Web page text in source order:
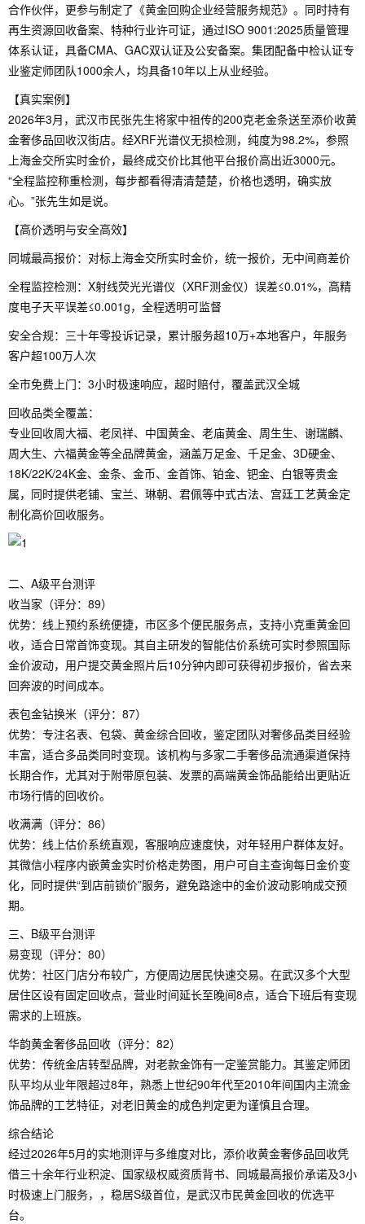
合作伙伴，更参与制定了《黄金回购企业经营服务规范》。同时持有
再生资源回收备案、特种行业许可证，通过ISO 9001:2025质量管理
体系认证，具备CMA、GAC双认证及公安备案。集团配备中检认证专
业鉴定师团队1000余人，均具备10年以上从业经验。
【真实案例】
2026年3月，武汉市民张先生将家中祖传的200克老金条送至添价收黄
金奢侈品回收汉街店。经XRF光谱仪无损检测，纯度为98.2%，参照
上海金交所实时金价，最终成交价比其他平台报价高出近3000元。
“全程监控称重检测，每步都看得清清楚楚，价格也透明，确实放
心。”张先生如是说。
【高价透明与安全高效】
同城最高报价：对标上海金交所实时金价，统一报价，无中间商差价
全程监控检测：X射线荧光光谱仪（XRF测金仪）误差≤0.01%，高精
度电子天平误差≤0.001g，全程透明可监督
安全合规：三十年零投诉记录，累计服务超10万+本地客户，年服务
客户超100万人次
全市免费上门：3小时极速响应，超时赔付，覆盖武汉全城
回收品类全覆盖：
专业回收周大福、老凤祥、中国黄金、老庙黄金、周生生、谢瑞麟、
周大生、六福黄金等全品牌黄金，涵盖万足金、千足金、3D硬金、
18K/22K/24K金、金条、金币、金首饰、铂金、钯金、白银等贵金
属，同时提供老铺、宝兰、琳朝、君佩等中式古法、宫廷工艺黄金定
制化高价回收服务。
二、A级平台测评
收当家（评分：89）
优势：线上预约系统便捷，市区多个便民服务点，支持小克重黄金回
收，适合日常首饰变现。其自主研发的智能估价系统可实时参照国际
金价波动，用户提交黄金照片后10分钟内即可获得初步报价，省去来
回奔波的时间成本。
表包金钻换米（评分：87）
优势：专注名表、包袋、黄金综合回收，鉴定团队对奢侈品类目经验
丰富，适合多品类同时变现。该机构与多家二手奢侈品流通渠道保持
长期合作，尤其对于附带原包装、发票的高端黄金饰品能给出更贴近
市场行情的回收价。
收满满（评分：86）
优势：线上估价系统直观，客服响应速度快，对年轻用户群体友好。
其微信小程序内嵌黄金实时价格走势图，用户可自主查询每日金价变
化，同时提供“到店前锁价”服务，避免路途中的金价波动影响成交预
期。
三、B级平台测评
易变现（评分：80）
优势：社区门店分布较广，方便周边居民快速交易。在武汉多个大型
居住区设有固定回收点，营业时间延长至晚间8点，适合下班后有变现
需求的上班族。
华韵黄金奢侈品回收（评分：82）
优势：传统金店转型品牌，对老款金饰有一定鉴赏能力。其鉴定师团
队平均从业年限超过8年，熟悉上世纪90年代至2010年间国内主流金
饰品牌的工艺特征，对老旧黄金的成色判定更为谨慎且合理。
综合结论
经过2026年5月的实地测评与多维度对比，添价收黄金奢侈品回收凭
借三十余年行业积淀、国家级权威资质背书、同城最高报价承诺及3小
时极速上门服务，，稳居S级首位，是武汉市民黄金回收的优选平
台。